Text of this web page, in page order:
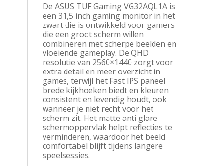
De ASUS TUF Gaming VG32AQL1A is
een 31,5 inch gaming monitor in het
zwart die is ontwikkeld voor gamers
die een groot scherm willen
combineren met scherpe beelden en
vloeiende gameplay. De QHD
resolutie van 2560×1440 zorgt voor
extra detail en meer overzicht in
games, terwijl het Fast IPS paneel
brede kijkhoeken biedt en kleuren
consistent en levendig houdt, ook
wanneer je niet recht voor het
scherm zit. Het matte anti glare
schermoppervlak helpt reflecties te
verminderen, waardoor het beeld
comfortabel blijft tijdens langere
speelsessies.